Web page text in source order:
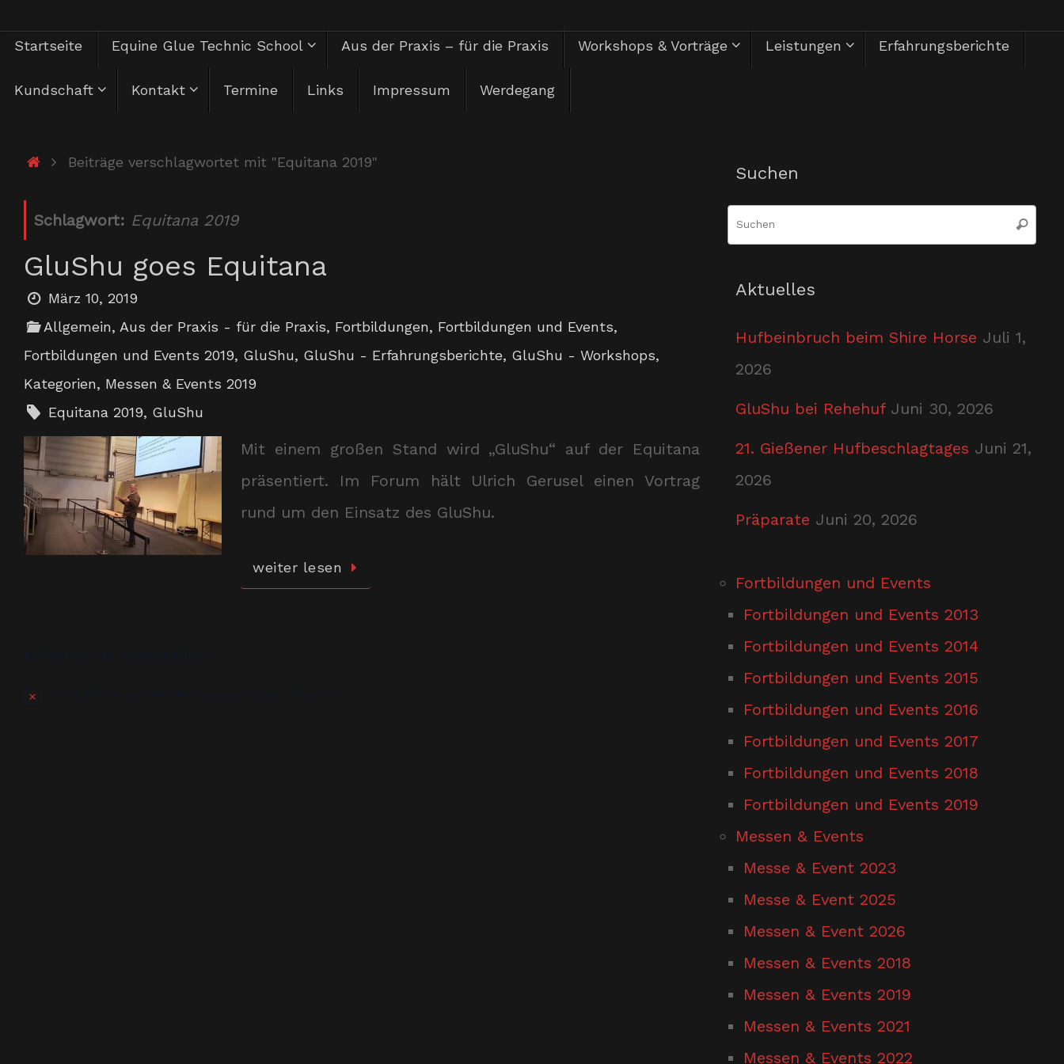
Zum
Herzlich Willkommen
Zum
InhaltStartseite Equine Glue Technic School Aus der Praxis – für die Praxis Workshops & Vorträge Leistungen Erfahrungsberichte
Kundschaft Kontakt Termine Links Impressum Werdegang
StartBeiträge verschlagwortet mit "Equitana 2019"
Schlagwort: Equitana 2019
GluShu goes Equitana
März 10, 2019
Allgemein, Aus der Praxis - für die Praxis, Fortbildungen, Fortbildungen und Events,
Fortbildungen und Events 2019, GluShu, GluShu - Erfahrungsberichte, GluShu - Workshops,
Kategorien, Messen & Events 2019
Equitana 2019, GluShu
Mit einem großen Stand wird „GluShu“ auf der Equitana
präsentiert. Im Forum hält Ulrich Gerusel einen Vortrag
rund um den Einsatz des GluShu.
weiter lesen
Hinweis
Suchen
Suchen
Aktuelles
Hufbeinbruch beim Shire Horse Juli 1,
2026
GluShu bei Rehehuf Juni 30, 2026
21. Gießener Hufbeschlagtages Juni 21,
2026
Präparate Juni 20, 2026
Fortbildungen und Events
Fortbildungen und Events 2013
Fortbildungen und Events 2014
Fortbildungen und Events 2015
Fortbildungen und Events 2016
Fortbildungen und Events 2017
Fortbildungen und Events 2018
Fortbildungen und Events 2019
Messen & Events
Messe & Event 2023
Messe & Event 2025
Messen & Event 2026
Messen & Events 2018
Messen & Events 2019
Messen & Events 2021
Messen & Events 2022